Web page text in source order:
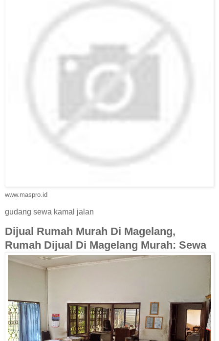
www.maspro.id
gudang sewa kamal jalan
Dijual Rumah Murah Di Magelang,
Rumah Dijual Di Magelang Murah: Sewa